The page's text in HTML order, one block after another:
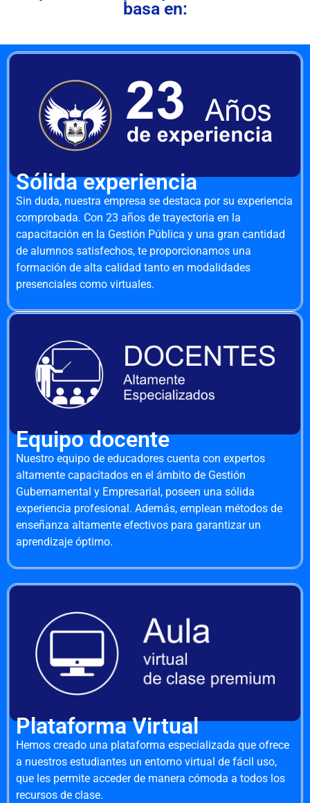
basa en:
Sólida experiencia
Sin duda, nuestra empresa se destaca por su experiencia
comprobada. Con 23 años de trayectoria en la
capacitación en la Gestión Pública y una gran cantidad
de alumnos satisfechos, te proporcionamos una
formación de alta calidad tanto en modalidades
presenciales como virtuales.
Equipo docente
Nuestro equipo de educadores cuenta con expertos
altamente capacitados en el ámbito de Gestión
Gubernamental y Empresarial, poseen una sólida
experiencia profesional. Además, emplean métodos de
enseñanza altamente efectivos para garantizar un
aprendizaje óptimo.
Plataforma Virtual
Hemos creado una plataforma especializada que ofrece
a nuestros estudiantes un entorno virtual de fácil uso,
que les permite acceder de manera cómoda a todos los
recursos de clase.